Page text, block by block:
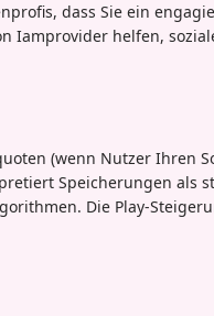
dass Sie ein
Iamprovider helfen,
(wenn Nutzer Ihren
Speicherungen als
Die Play-